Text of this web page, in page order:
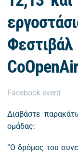
Facebook event
Διαβάστε
ομάδας:
“Ο δρόμος του